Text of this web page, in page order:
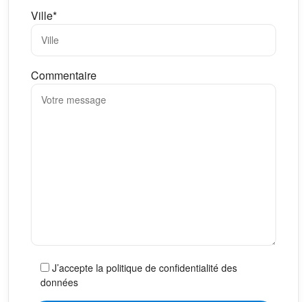
Ville*
Commentaire
J’accepte la politique de confidentialité des
données